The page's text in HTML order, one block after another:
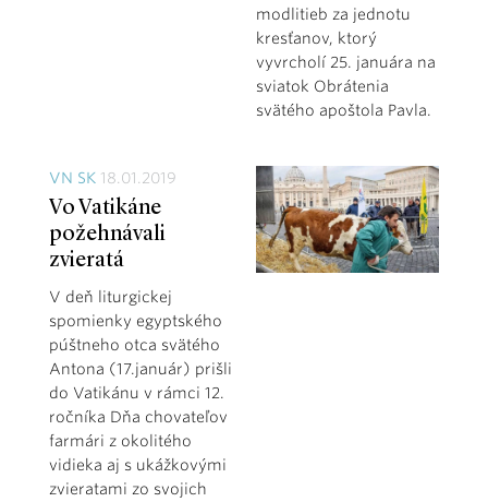
modlitieb za jednotu
kresťanov, ktorý
vyvrcholí 25. januára na
sviatok Obrátenia
svätého apoštola Pavla.
VN SK 18.01.2019
Vo Vatikáne
požehnávali
zvieratá
V deň liturgickej
spomienky egyptského
púštneho otca svätého
Antona (17.január) prišli
do Vatikánu v rámci 12.
ročníka Dňa chovateľov
farmári z okolitého
vidieka aj s ukážkovými
zvieratami zo svojich